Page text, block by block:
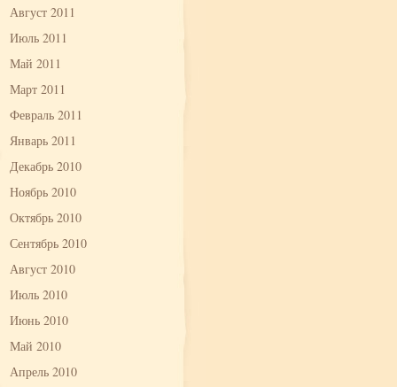
Август 2011
Июль 2011
Май 2011
Март 2011
Февраль 2011
Январь 2011
Декабрь 2010
Ноябрь 2010
Октябрь 2010
Сентябрь 2010
Август 2010
Июль 2010
Июнь 2010
Май 2010
Апрель 2010